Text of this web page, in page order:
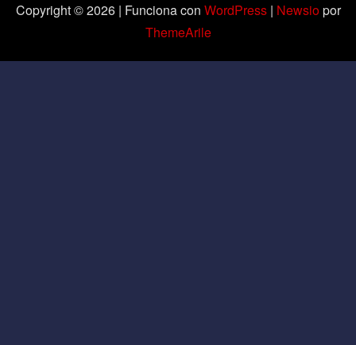
Copyright © 2026 | Funciona con WordPress | Newsiopor
ThemeArile